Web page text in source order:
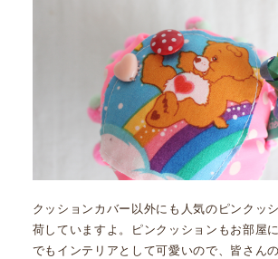
クッションカバー以外にも人気のピンクッ
荷していますよ。ピンクッションもお部屋
でもインテリアとして可愛いので、皆さん